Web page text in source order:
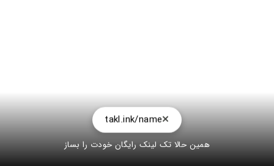
takl.ink/name
همین حالا تک لینک رایگان خودت را بساز